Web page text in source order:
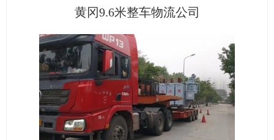
黄冈9.6米整车物流公司